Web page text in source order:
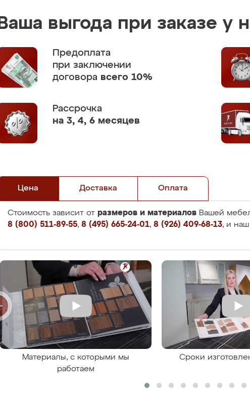
Ваша выгода при заказе у
Предоплата
при заключении
договора всего 10%
Рассрочка
на 3, 4, 6 месяцев
Цена Доставка Оплата
Стоимость зависит от размеров и материалов Вашей
8 (800) 511-89-55, 8 (495) 665-24-01, 8 (926) 409-68-13, и
Материалы, с которыми мы
работаем
Сроки